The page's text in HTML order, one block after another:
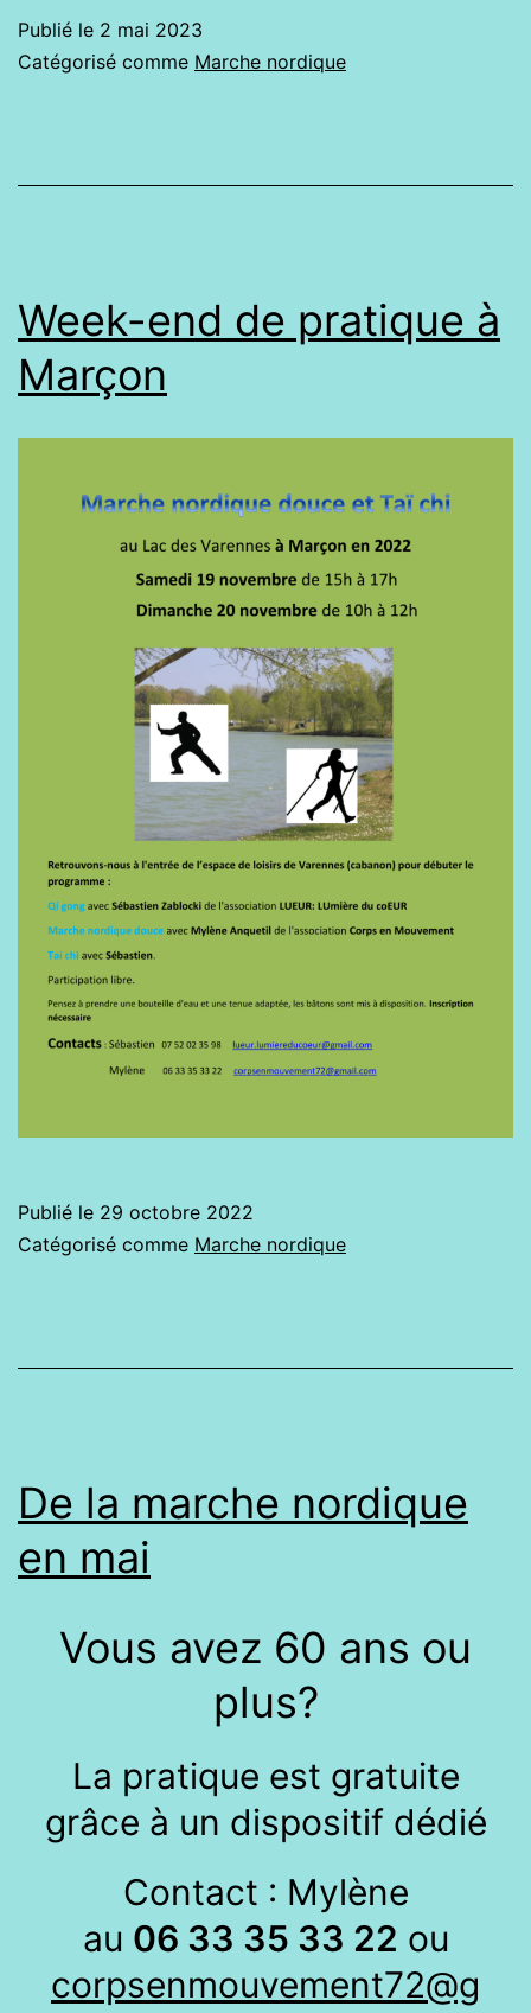
Publié le 2 mai 2023
Catégorisé comme Marche nordique
Week-end de pratique à
Marçon
Publié le 29 octobre 2022
Catégorisé comme Marche nordique
De la marche nordique
en mai
Vous avez 60 ans ou
plus?
La pratique est gratuite
grâce à un dispositif dédié
Contact : Mylène
au 06 33 35 33 22 ou
corpsenmouvement72@g